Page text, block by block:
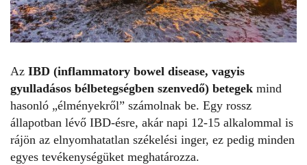
Az IBD (inflammatory bowel disease, vagyis
gyulladásos bélbetegségben szenvedő) betegek mind
hasonló „élményekről” számolnak be. Egy rossz
állapotban lévő IBD-ésre, akár napi 12-15 alkalommal is
rájön az elnyomhatatlan székelési inger, ez pedig minden
egyes tevékenységüket meghatározza.